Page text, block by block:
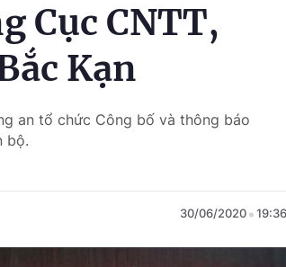
Cục CNTT,
Kạn
an tổ chức Công bố và thông báo
bộ.
30/06/2020 19:36